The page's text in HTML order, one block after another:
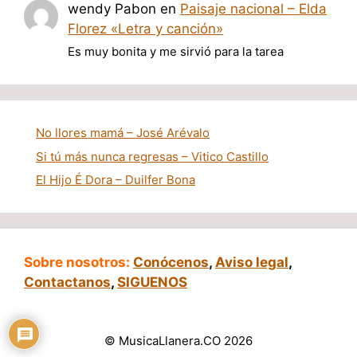
wendy Pabon en Paisaje nacional – Elda
Florez «Letra y canción»
Es muy bonita y me sirvió para la tarea
No llores mamá – José Arévalo
Si tú más nunca regresas – Vitico Castillo
El Hijo É Dora – Duilfer Bona
Sobre nosotros: Conócenos, Aviso legal,
Contactanos, SIGUENOS
© MusicaLlanera.CO 2026